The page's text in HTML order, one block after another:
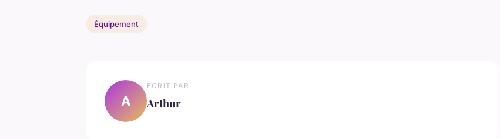
Équipement
A
ECRIT PAR
Arthur